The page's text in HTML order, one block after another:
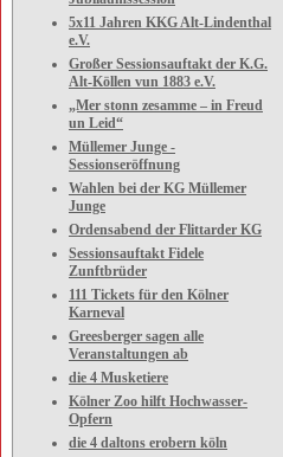
5x11 Jahren KKG Alt-Lindenthal
e.V.
Großer Sessionsauftakt der K.G.
Alt-Köllen vun 1883 e.V.
„Mer stonn zesamme – in Freud
un Leid“
Müllemer Junge -
Sessionseröffnung
Wahlen bei der KG Müllemer
Junge
Ordensabend der Flittarder KG
Sessionsauftakt Fidele
Zunftbrüder
111 Tickets für den Kölner
Karneval
Greesberger sagen alle
Veranstaltungen ab
die 4 Musketiere
Kölner Zoo hilft Hochwasser-
Opfern
die 4 daltons erobern köln